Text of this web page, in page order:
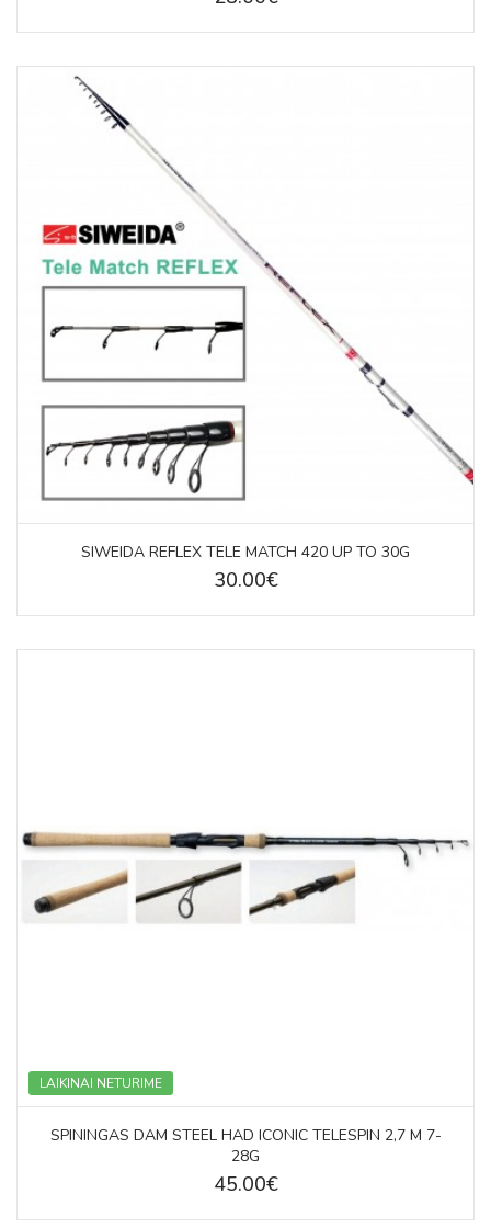
SIWEIDA REFLEX TELE MATCH 420 UP TO 30G
30.00€
LAIKINAI NETURIME
SPININGAS DAM STEEL HAD ICONIC TELESPIN 2,7 M 7-
28G
45.00€